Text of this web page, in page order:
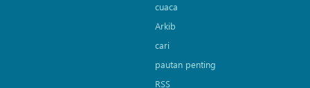
cuaca
Arkib
cari
pautan penting
RSS